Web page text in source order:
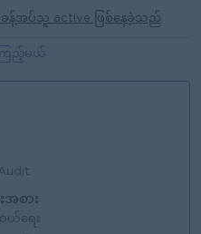
န့်အပ်သူ active ဖြစ်နေခဲ့သည်
ြည့်မယ်
စား
ယ်ရေး